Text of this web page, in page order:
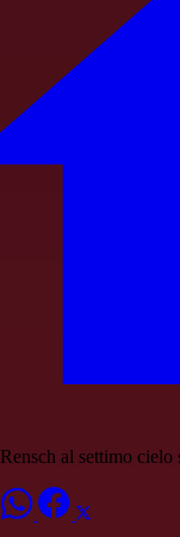
Rensch al settimo